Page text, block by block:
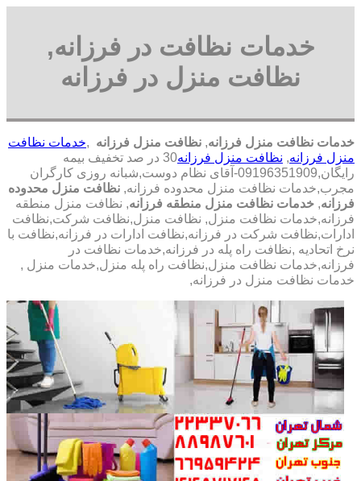
خدمات نظافت در فرزانه,
نظافت منزل در فرزانه
خدمات نظافت منزل فرزانه, نظافت منزل فرزانه ,خدمات نظافت
منزل فرزانه, نظافت منزل فرزانه
30 در صد تخفیف بیمه
رایگان,09196351909-آقای نظام دوست,شبانه روزی کارگران
مجرب,خدمات نظافت منزل محدوده فرزانه, نظافت منزل محدوده
فرزانه, خدمات نظافت منزل منطقه فرزانه, نظافت منزل منطقه
فرزانه,خدمات نظافت منزل, نظافت منزل,نظافت شرکت,نظافت
ادارات,نظافت شرکت در فرزانه,نظافت ادارات در فرزانه,نظافت با
نرخ اتحادیه ,نظافت راه پله در فرزانه,خدمات نظافت در
فرزانه,خدمات نظافت منزل,نظافت راه پله منزل,خدمات منزل ,
خدمات نظافت منزل در فرزانه,